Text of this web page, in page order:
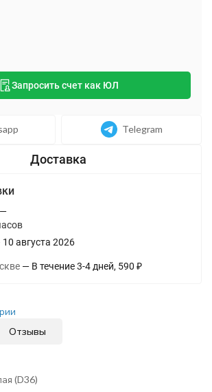
Запросить счет как ЮЛ
Telegram
10 августа 2026
В течение3-4 дней 590 ₽
Отзывы
(D36)